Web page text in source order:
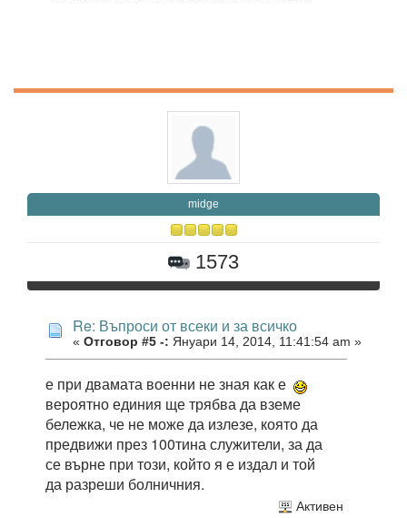
midge
1573
Re: Въпроси от всеки и за всичко
« Отговор #5 -: Януари 14, 2014, 11:41:54 am »
е при двамата военни не зная как е
вероятно единия ще трябва да вземе
бележка, че не може да излезе, която да
предвижи през 100тина служители, за да
се върне при този, който я е издал и той
да разреши болничния.
Активен